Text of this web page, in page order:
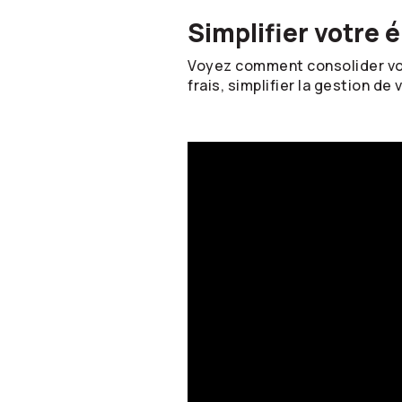
Simplifier votre
Voyez comment consolider
frais, simplifier la gestion de